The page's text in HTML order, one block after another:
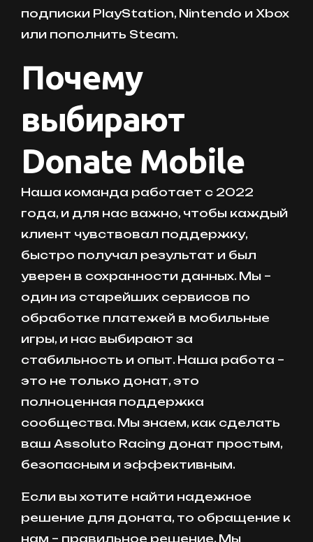
подписки PlayStation, Nintendo и Xbox
или пополнить Steam.
Почему
выбирают
Donate Mobile
Наша команда работает с 2022
года, и для нас важно, чтобы каждый
клиент чувствовал поддержку,
быстро получал результат и был
уверен в сохранности данных. Мы –
один из старейших сервисов по
обработке платежей в мобильные
игры, и нас выбирают за
стабильность и опыт. Наша работа –
это не только донат, это
полноценная поддержка
сообщества. Мы знаем, как сделать
ваш Assoluto Racing донат простым,
безопасным и эффективным.
Если вы хотите найти надежное
решение для доната, то обращение к
нам – правильное решение. Мы